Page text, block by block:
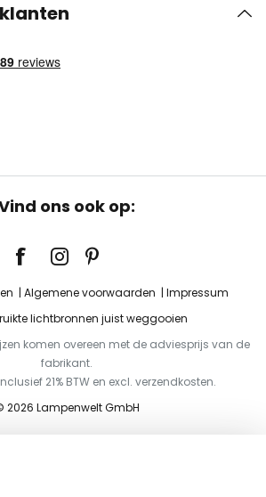
ons ook op:
Algemene voorwaarden
Impressum
lichtbronnen juist weggooien
komen overeen met de adviesprijs van de
fabrikant.
21% BTW en excl. verzendkosten.
2026 Lampenwelt GmbH